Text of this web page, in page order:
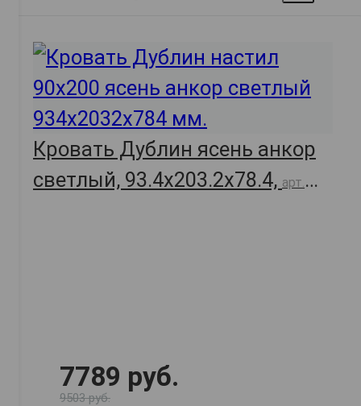
Кровать Дублин ясень анкор
светлый, 93.4х203.2х78.4, арт.
7789 руб.
9503 руб.